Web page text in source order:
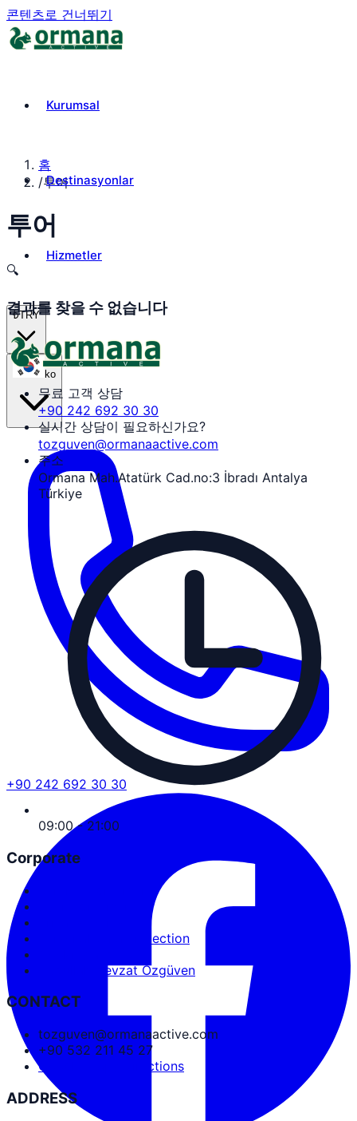
콘텐츠로 건너뛰기
Kurumsal
Destinasyonlar
Hizmetler
₺TRY
ko
+90 242 692 30 30
홈
/투어
투어
🔍
결과를 찾을 수 없습니다
무료 고객 상담
+90 242 692 30 30
실시간 상담이 필요하신가요?
tozguven@ormanaactive.com
주소
Ormana Mah.Atatürk Cad.no:3 İbradı Antalya
Türkiye
09:00 - 21:00
Corporate
Personal Data Protection
Abdullah Nevzat Özgüven
CONTACT
tozguven@ormanaactive.com
+90 532 211 45 27
Google Maps Directions
ADDRESS